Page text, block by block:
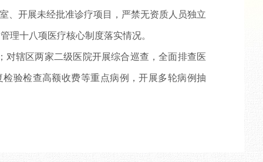
、开展未经批准诊疗项目，严禁无资质人员独立
理十八项医疗核心制度落实情况。
辖区两家二级医院开展综合巡查，全面排查医
验检查高额收费等重点病例，开展多轮病例抽